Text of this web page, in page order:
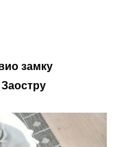
замку